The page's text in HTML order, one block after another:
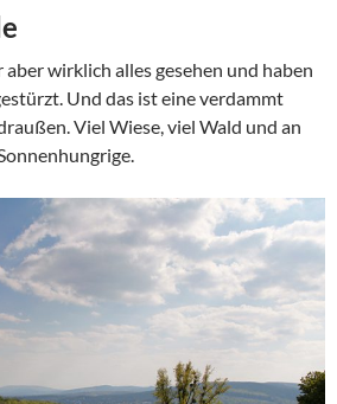
wirklich alles gesehen und haben
Und das ist eine verdammt
Viel Wiese, viel Wald und an